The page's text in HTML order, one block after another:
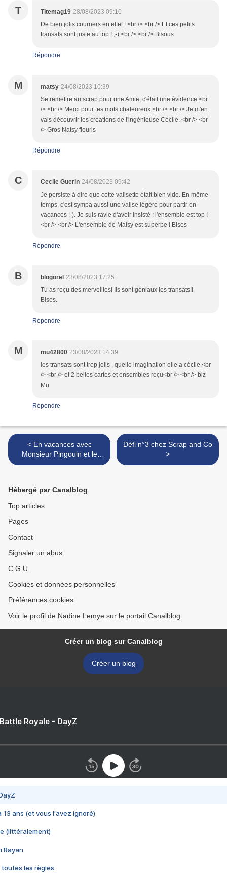
T Titemag19 28/08/2023 09:10
De bien jolis courriers en effet ! <br /> <br /> Et ces petits
transats sont juste au top ! ;-) <br /> <br /> Bisous
Répondre
M matsy 24/08/2023 10:39
Se remettre au scrap pour une Amie, c'était une évidence.<br
/> <br /> Merci pour tes mots chaleureux.<br /> <br /> Je m'en
vais découvrir les créations de l'ingénieuse Cécile. <br /> <br
/> Gros Natsy fleuris
Répondre
C Cecile Guerin 24/08/2023 09:42
Je persiste à dire que cette valisette était bien vide. En même
temps, c'est sympa aussi une valise légère pour partir en
vacances ;-). Je suis ravie d'avoir insisté : l'ensemble est top !
<br /> <br /> L'ensemble de Matsy est superbe ! Bises
Répondre
B blogorel 23/08/2023 17:25
Tu as reçu des merveilles! Ils sont géniaux les transats!!
Bises.
Répondre
M mu42800 23/08/2023 14:39
les transats sont trop jolis , quelle imagination elle a cécile.<br
/> <br /> et 2 belles cartes et ensembles reçu<br /> <br /> biz
Mu
Répondre
< En vacances avec
Monsieur Pingouin et le
CBBB...Etape n°6: Le
Défi n°3 chez Scrap and Co
>
Hébergé par Canalblog
Top articles
Pages
Contact
Signaler un abus
C.G.U.
Cookies et données personnelles
Préférences cookies
Voir le profil de Nadine Lemye sur le portail Canalblog
Créer un blog sur Canalblog
Créer un blog
Royale - DayZ
13 ans (et vous l'avez ignoré)
(littéralement)
Rayan
toutes les règles